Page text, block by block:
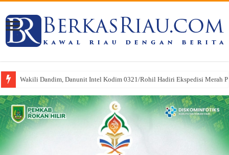
Wakili Dandim, Danunit Intel Kodim 0321/Rohil Hadiri Ekspedisi Merah
Pasi Pers Kodim 0321/Rohil Hadiri Upacara HUT Riau ke-69